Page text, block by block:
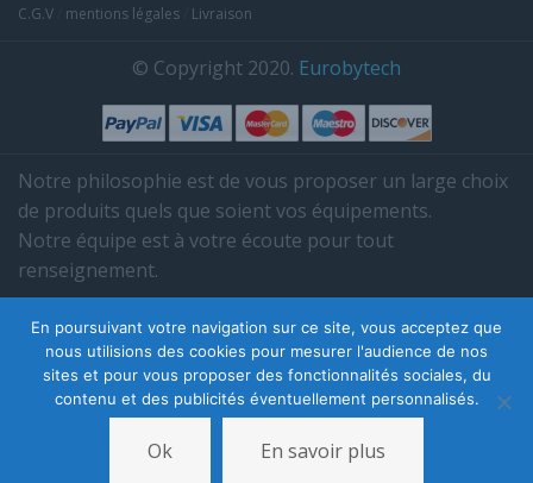
C.G.V mentions légales Livraison
© Copyright 2020. Eurobytech
Notre philosophie est de vous proposer un large choix
de produits quels que soient vos équipements.
Notre équipe est à votre écoute pour tout
renseignement.
En poursuivant votre navigation sur ce site, vous acceptez que
nous utilisions des cookies pour mesurer l'audience de nos
sites et pour vous proposer des fonctionnalités sociales, du
contenu et des publicités éventuellement personnalisés.
Ok En savoir plus